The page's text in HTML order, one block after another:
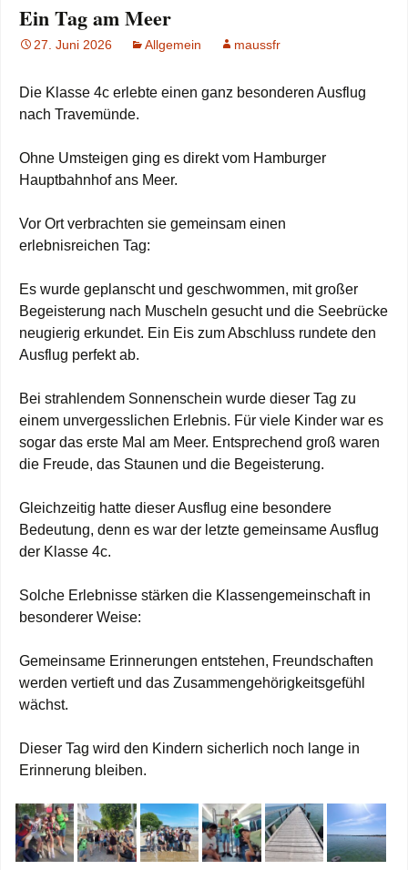
Ein Tag am Meer
27. Juni 2026 Allgemein maussfr
Die Klasse 4c erlebte einen ganz besonderen Ausflug
nach Travemünde.
Ohne Umsteigen ging es direkt vom Hamburger
Hauptbahnhof ans Meer.
Vor Ort verbrachten sie gemeinsam einen
erlebnisreichen Tag:
Es wurde geplanscht und geschwommen, mit großer
Begeisterung nach Muscheln gesucht und die Seebrücke
neugierig erkundet. Ein Eis zum Abschluss rundete den
Ausflug perfekt ab.
Bei strahlendem Sonnenschein wurde dieser Tag zu
einem unvergesslichen Erlebnis. Für viele Kinder war es
sogar das erste Mal am Meer. Entsprechend groß waren
die Freude, das Staunen und die Begeisterung.
Gleichzeitig hatte dieser Ausflug eine besondere
Bedeutung, denn es war der letzte gemeinsame Ausflug
der Klasse 4c.
Solche Erlebnisse stärken die Klassengemeinschaft in
besonderer Weise:
Gemeinsame Erinnerungen entstehen, Freundschaften
werden vertieft und das Zusammengehörigkeitsgefühl
wächst.
Dieser Tag wird den Kindern sicherlich noch lange in
Erinnerung bleiben.